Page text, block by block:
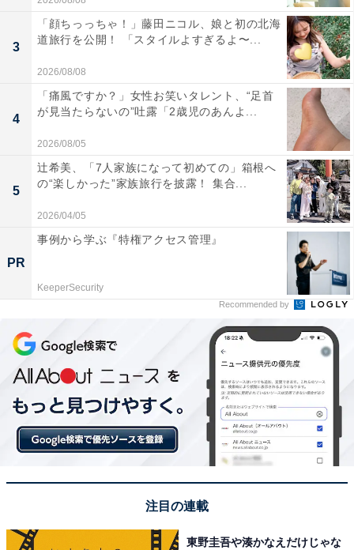
3
「顔ちっっちゃ！」藤田ニコル、娘と初の北海
道旅行を公開！ 「スタイルよすぎるよ〜...
2026/08/08
4
「痛風ですか？」女性お笑いタレント、“足首
が見当たらないの”吐露「2歳児のあんよ...
2026/08/05
5
辻希美、「7人家族になって初めての」箱根へ
の“楽しかった”家族旅行を披露！ 集合...
2026/04/05
PR
事例から学ぶ『特権アクセス管理』
KeeperSecurity
Recommended by
注目の連載
東野圭吾や湊かなえだけじゃな